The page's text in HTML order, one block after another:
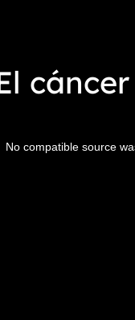
No compatible source